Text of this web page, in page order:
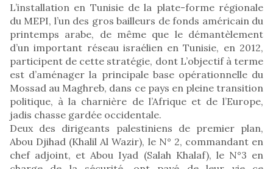
L’installation en Tunisie de la plate-forme régionale
du MEPI, l’un des gros bailleurs de fonds américain du
printemps arabe, de même que le démantèlement
d’un important réseau israélien en Tunisie, en 2012,
participent de cette stratégie, dont L’objectif à terme
est d’aménager la principale base opérationnelle du
Mossad au Maghreb, dans ce pays en pleine transition
politique, à la charnière de l’Afrique et de l’Europe,
jadis chasse gardée occidentale.
Deux des dirigeants palestiniens de premier plan,
Abou Djihad (Khalil Al Wazir), le N° 2, commandant en
chef adjoint, et Abou Iyad (Salah Khalaf), le N°3 en